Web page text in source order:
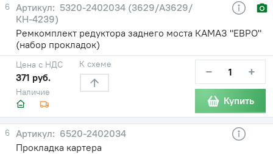
6
5320-2402034 (3629/А3629/
КН-4239)
Ремкомплект редуктора заднего моста КАМАЗ "ЕВРО"
(набор прокладок)
Наличие
Цена с НДС
371 руб.
К схеме − +
Купить
6
6520-2402034
Прокладка картера